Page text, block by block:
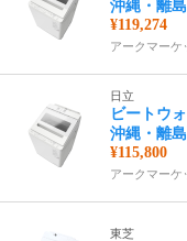
沖縄・離
¥119,274
アークマーケ
日立
ビートウ
沖縄・離
¥115,800
アークマーケ
東芝